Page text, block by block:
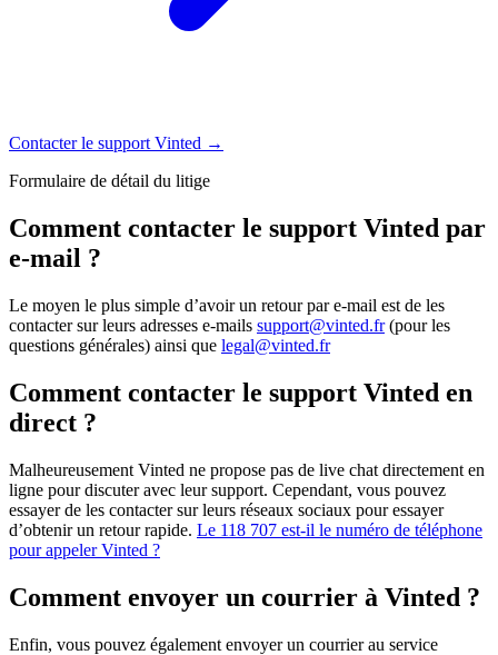
Contacter le support Vinted →
Formulaire de détail du litige
Comment contacter le support Vinted par
e-mail ?
Le moyen le plus simple d’avoir un retour par e-mail est de les
contacter sur leurs adresses e-mails support@vinted.fr(pour les
questions générales) ainsi que legal@vinted.fr
Comment contacter le support Vinted en
direct ?
Malheureusement Vinted ne propose pas de live chat directement en
ligne pour discuter avec leur support. Cependant, vous pouvez
essayer de les contacter sur leurs réseaux sociaux pour essayer
d’obtenir un retour rapide. Le 118 707 est-il le numéro de téléphone
pour appeler Vinted ?
Comment envoyer un courrier à Vinted ?
Enfin, vous pouvez également envoyer un courrier au service